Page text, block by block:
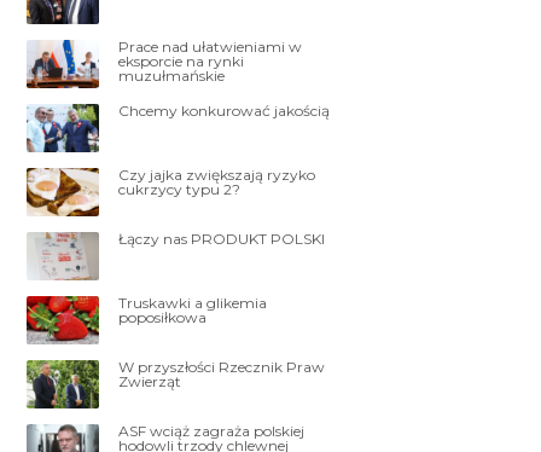
Prace nad ułatwieniami w
eksporcie na rynki
muzułmańskie
Chcemy konkurować jakością
Czy jajka zwiększają ryzyko
cukrzycy typu 2?
Łączy nas PRODUKT POLSKI
Truskawki a glikemia
poposiłkowa
W przyszłości Rzecznik Praw
Zwierząt
ASF wciąż zagraża polskiej
hodowli trzody chlewnej